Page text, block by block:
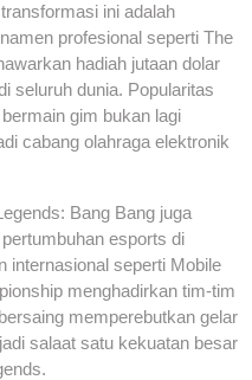
ini adalah
profesional seperti The
hadiah jutaan dolar
seluruh dunia. Popularitas
gim bukan lagi
cabang olahraga elektronik
Bang Bang juga
esports di
internasional seperti Mobile
menghadirkan tim-tim
memperebutkan gelar
salaat satu kekuatan besar